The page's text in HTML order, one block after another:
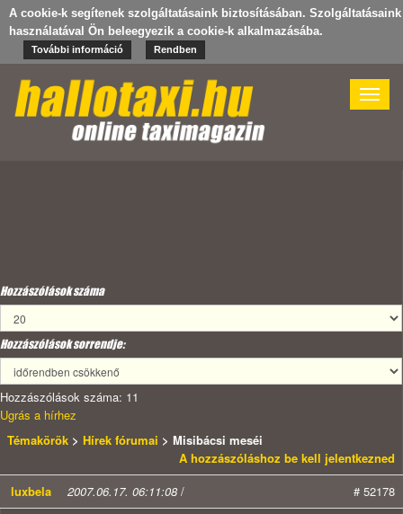
A cookie-k segítenek szolgáltatásaink biztosításában. Szolgáltatásaink
használatával Ön beleegyezik a cookie-k alkalmazásába.
További információ Rendben
Toggle
Hozzászólások száma
Hozzászólások sorrendje:
Hozzászólások száma: 11
Ugrás a hírhez
Témakörök > Hírek fórumai > Misibácsi meséi
A hozzászóláshoz be kell jelentkezned
luxbela
2007.06.17. 06:11:08 /
# 52178